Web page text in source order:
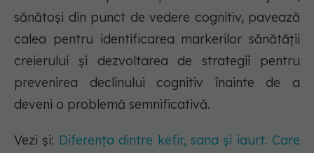
sănătoși din punct de vedere cognitiv, pavează
calea pentru identificarea markerilor sănătății
creierului și dezvoltarea de strategii pentru
prevenirea declinului cognitiv înainte de a
deveni o problemă semnificativă.
Vezi și: Diferența dintre kefir, sana și iaurt. Care